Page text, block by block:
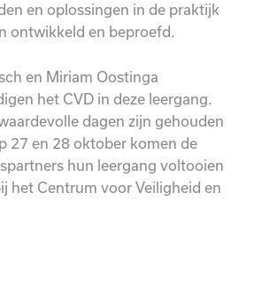
en oplossingen in de praktijk
ontwikkeld en beproefd.
en Miriam Oostinga
het CVD in deze leergang.
dagen zijn gehouden
27 en 28 oktober komen de
hun leergang voltooien
het Centrum voor Veiligheid en